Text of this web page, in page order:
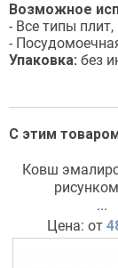
Возможное
- Все типы
-
Упаковка: без
С этим
Ковш
...
Цена: от